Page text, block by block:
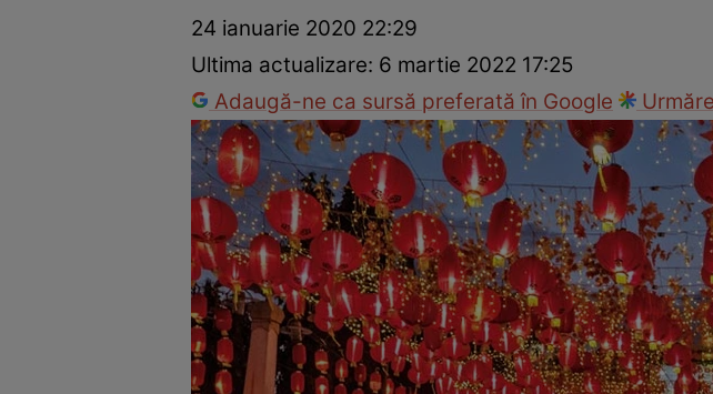
24 ianuarie 2020 22:29
Ultima actualizare: 6 martie 2022 17:25
Adaugă-ne ca sursă preferată în Google